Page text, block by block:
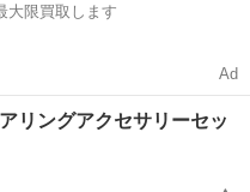
大限買取します
Ad
リングアクセサリーセッ